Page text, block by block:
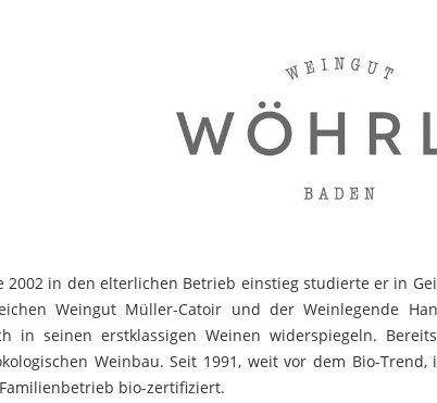
2002 in den elterlichen Betrieb einstieg studierte er in
Weingut Müller-Catoir und der Weinlegende
in seinen erstklassigen Weinen widerspiegeln.
Weinbau. Seit 1991, weit vor dem Bio-
bio-zertifiziert.